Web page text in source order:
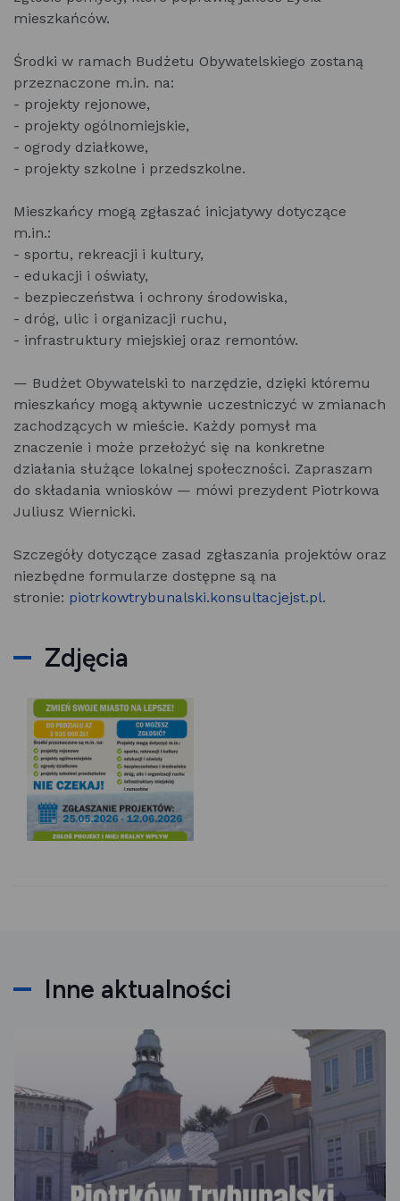
mieszkańców.
Środki w ramach Budżetu Obywatelskiego zostaną
przeznaczone m.in. na:
- projekty rejonowe,
- projekty ogólnomiejskie,
- ogrody działkowe,
- projekty szkolne i przedszkolne.
Mieszkańcy mogą zgłaszać inicjatywy dotyczące
m.in.:
- sportu, rekreacji i kultury,
- edukacji i oświaty,
- bezpieczeństwa i ochrony środowiska,
- dróg, ulic i organizacji ruchu,
- infrastruktury miejskiej oraz remontów.
— Budżet Obywatelski to narzędzie, dzięki któremu
mieszkańcy mogą aktywnie uczestniczyć w zmianach
zachodzących w mieście. Każdy pomysł ma
znaczenie i może przełożyć się na konkretne
działania służące lokalnej społeczności. Zapraszam
do składania wniosków — mówi prezydent Piotrkowa
Juliusz Wiernicki.
Szczegóły dotyczące zasad zgłaszania projektów oraz
niezbędne formularze dostępne są na
stronie: piotrkowtrybunalski.konsultacjejst.pl.
Zdjęcia
Inne aktualności